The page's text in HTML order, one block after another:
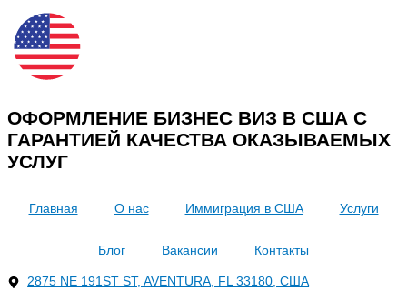
ОФОРМЛЕНИЕ БИЗНЕС ВИЗ В США С
ГАРАНТИЕЙ КАЧЕСТВА ОКАЗЫВАЕМЫХ
УСЛУГ
Главная О нас Иммиграция в США Услуги
Блог Вакансии Контакты
2875 NE 191ST ST, AVENTURA, FL 33180, США